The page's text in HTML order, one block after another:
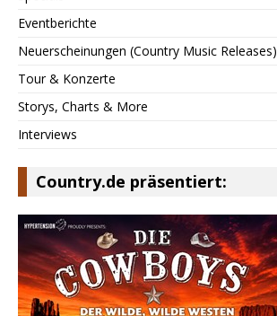
Eventberichte
Neuerscheinungen (Country Music Releases)
Tour & Konzerte
Storys, Charts & More
Interviews
Country.de präsentiert: